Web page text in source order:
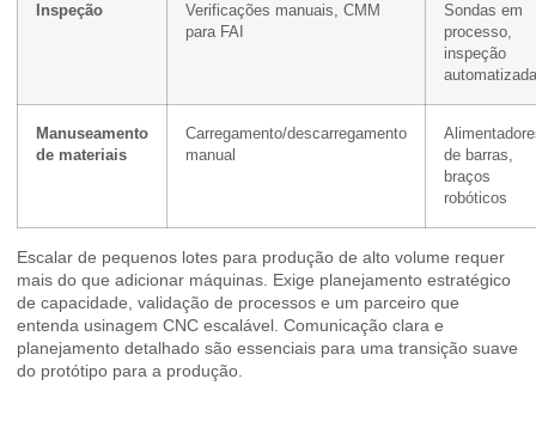
Inspeção
Verificações manuais, CMM
para FAI
Sondas em
processo,
inspeção
automatizada
Manuseamento
de materiais
Carregamento/descarregamento
manual
de barras,
braços
robóticos
Escalar de pequenos lotes para produção de alto volume requer
mais do que adicionar máquinas. Exige planejamento estratégico
de capacidade, validação de processos e um parceiro que
entenda usinagem CNC escalável. Comunicação clara e
planejamento detalhado são essenciais para uma transição suave
do protótipo para a produção.